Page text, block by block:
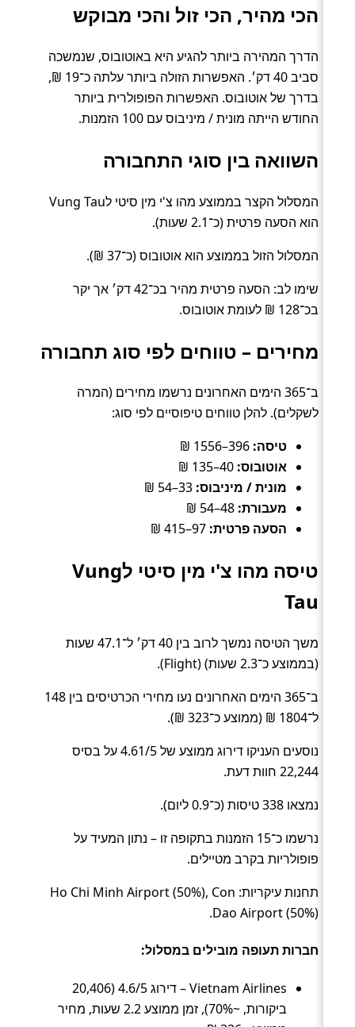
הכי מהיר, הכי זול והכי מבוקש
הדרך המהירה ביותר להגיע היא באוטובוס, שנמשכה
סביב 40 דק׳. האפשרות הזולה ביותר עלתה כ־19 ₪,
בדרך של אוטובוס. האפשרות הפופולרית ביותר
החודש הייתה מונית / מיניבוס עם 100 הזמנות.
השוואה בין סוגי התחבורה
המסלול הקצר בממוצע מהו צ'י מין סיטי לVung Tau
הוא הסעה פרטית (כ־2.1 שעות).
המסלול הזול בממוצע הוא אוטובוס (כ־37 ₪).
שימו לב: הסעה פרטית מהיר בכ־42 דק׳ אך יקר
בכ־128 ₪ לעומת אוטובוס.
מחירים – טווחים לפי סוג תחבורה
ב־365 הימים האחרונים נרשמו מחירים (המרה
לשקלים). להלן טווחים טיפוסיים לפי סוג:
טיסה:
אוטובוס:
מונית / מיניבוס:
מעבורת:
הסעה פרטית:
טיסה מהו צ'י מין סיטי לVung
Tau
משך הטיסה נמשך לרוב בין 40 דק׳ ל־47.1 שעות
(בממוצע כ־2.3 שעות) (Flight).
ב־365 הימים האחרונים נעו מחירי הכרטיסים בין 148
ל־1804 ₪ (ממוצע כ־323 ₪).
נוסעים העניקו דירוג ממוצע של 4.61/5 על בסיס
22,244 חוות דעת.
נמצאו 338 טיסות (כ־0.9 ליום).
נרשמו כ־15 הזמנות בתקופה זו – נתון המעיד על
פופולריות בקרב מטיילים.
תחנות עיקריות: Ho Chi Minh Airport (50%), Con
Dao Airport (50%).
חברות תעופה מובילים במסלול:
Vietnam Airlines – דירוג 4.6/5 (20,406
ביקורות, ~70%), זמן ממוצע 2.2 שעות, מחיר